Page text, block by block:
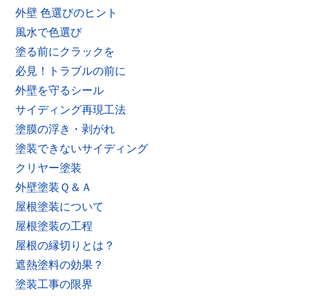
外壁 色選びのヒント
風水で色選び
塗る前にクラックを
必見！トラブルの前に
外壁を守るシール
サイディング再現工法
塗膜の浮き・剥がれ
塗装できないサイディング
クリヤー塗装
外壁塗装Ｑ＆Ａ
屋根塗装について
屋根塗装の工程
屋根の縁切りとは？
遮熱塗料の効果？
塗装工事の限界